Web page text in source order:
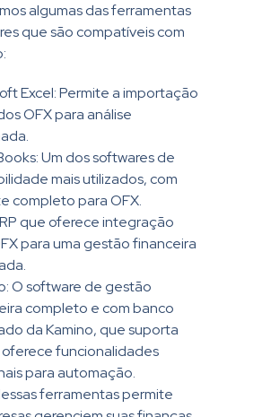
algumas das ferramentas
que são compatíveis com
Excel: Permite a importação
OFX para análise
Um dos softwares de
mais utilizados, com
completo para OFX.
que oferece integração
para uma gestão financeira
O software de gestão
completo e com banco
da Kamino, que suporta
oferece funcionalidades
para automação.
ferramentas permite